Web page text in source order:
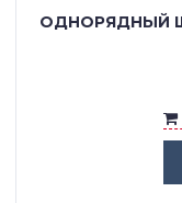
ОДНОРЯДНЫЙ